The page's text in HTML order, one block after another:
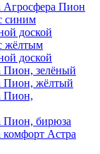
Агросфера Пион
синим
доской
жёлтым
доской
Пион, зелёный
Пион, жёлтый
Пион,
Пион, бирюза
комфорт Астра